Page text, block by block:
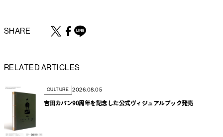
SHARE
RELATED ARTICLES
CULTURE 2026.08.05
吉田カバン90周年を記念した公式ヴィジュアルブック発売